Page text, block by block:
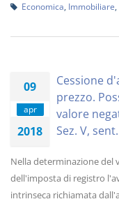
Economica Immobiliare
09
apr
2018
Cessione
prezzo.
valore
Sez. V,
Nella determinazione del
dell'imposta di registro
intrinseca richiamata